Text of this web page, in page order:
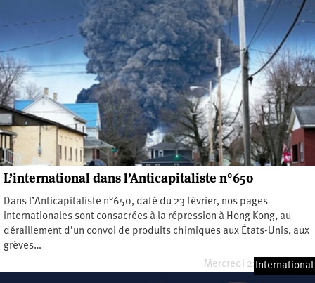
L’international dans l’Anticapitaliste n°650
Dans l’Anticapitaliste n°650, daté du 23 février, nos pages
internationales sont consacrées à la répression à Hong Kong, au
déraillement d’un convoi de produits chimiques aux États-Unis, aux
grèves…
Mercredi 22 février 2023
International